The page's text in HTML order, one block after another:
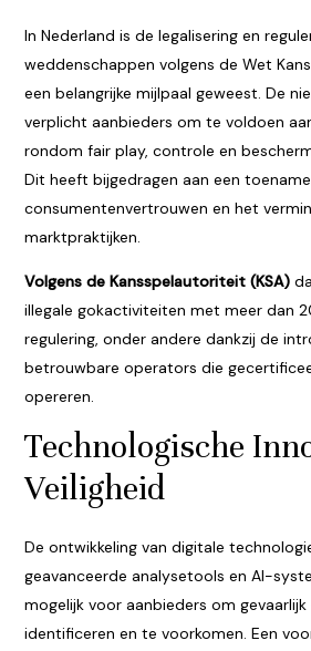
In Nederland is de legalisering en
weddenschappen volgens de Wet
een belangrijke mijlpaal geweest. De
verplicht aanbieders om te voldoen
rondom fair play, controle en
Dit heeft bijgedragen aan een
consumentenvertrouwen en het
marktpraktijken.
Volgens de Kansspelautoriteit (KSA)
illegale gokactiviteiten met meer dan
regulering, onder andere dankzij de
betrouwbare operators die
opereren.
Technologische
Veiligheid
De ontwikkeling van digitale
geavanceerde analysetools en AI-
mogelijk voor aanbieders om
identificeren en te voorkomen. Een